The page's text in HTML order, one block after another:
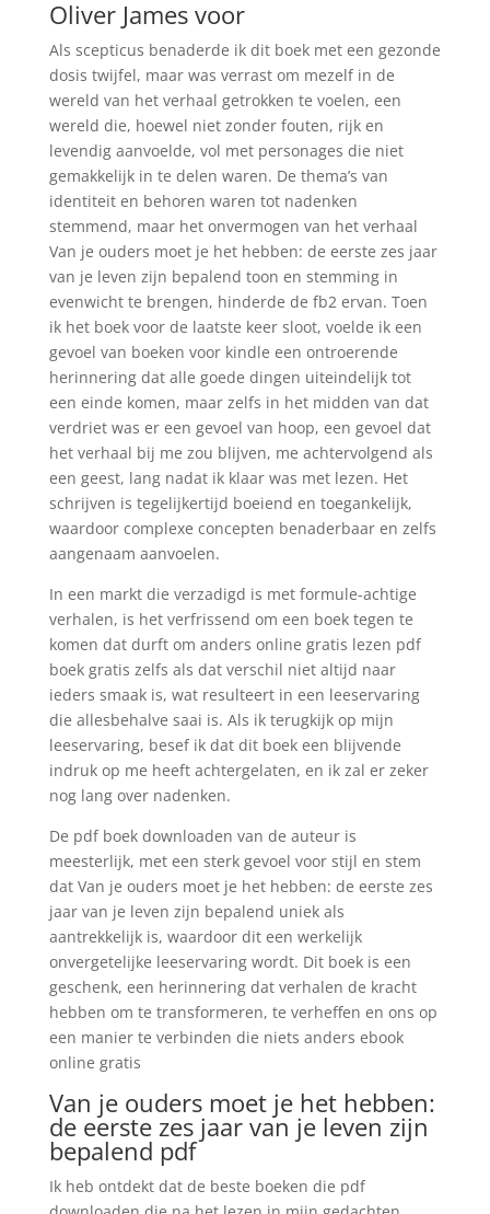
Oliver James voor
Als scepticus benaderde ik dit boek met een gezonde
dosis twijfel, maar was verrast om mezelf in de
wereld van het verhaal getrokken te voelen, een
wereld die, hoewel niet zonder fouten, rijk en
levendig aanvoelde, vol met personages die niet
gemakkelijk in te delen waren. De thema’s van
identiteit en behoren waren tot nadenken
stemmend, maar het onvermogen van het verhaal
Van je ouders moet je het hebben: de eerste zes jaar
van je leven zijn bepalend toon en stemming in
evenwicht te brengen, hinderde de fb2 ervan. Toen
ik het boek voor de laatste keer sloot, voelde ik een
gevoel van boeken voor kindle een ontroerende
herinnering dat alle goede dingen uiteindelijk tot
een einde komen, maar zelfs in het midden van dat
verdriet was er een gevoel van hoop, een gevoel dat
het verhaal bij me zou blijven, me achtervolgend als
een geest, lang nadat ik klaar was met lezen. Het
schrijven is tegelijkertijd boeiend en toegankelijk,
waardoor complexe concepten benaderbaar en zelfs
aangenaam aanvoelen.
In een markt die verzadigd is met formule-achtige
verhalen, is het verfrissend om een boek tegen te
komen dat durft om anders online gratis lezen pdf
boek gratis zelfs als dat verschil niet altijd naar
ieders smaak is, wat resulteert in een leeservaring
die allesbehalve saai is. Als ik terugkijk op mijn
leeservaring, besef ik dat dit boek een blijvende
indruk op me heeft achtergelaten, en ik zal er zeker
nog lang over nadenken.
De pdf boek downloaden van de auteur is
meesterlijk, met een sterk gevoel voor stijl en stem
dat Van je ouders moet je het hebben: de eerste zes
jaar van je leven zijn bepalend uniek als
aantrekkelijk is, waardoor dit een werkelijk
onvergetelijke leeservaring wordt. Dit boek is een
geschenk, een herinnering dat verhalen de kracht
hebben om te transformeren, te verheffen en ons op
een manier te verbinden die niets anders ebook
online gratis
Van je ouders moet je het hebben:
de eerste zes jaar van je leven zijn
bepalend pdf
Ik heb ontdekt dat de beste boeken die pdf